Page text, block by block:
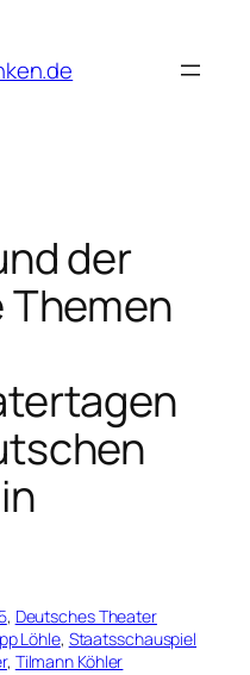
der
Themen
, Deutsches Theater
Löhle, Staatsschauspiel
, Tilmann Köhler